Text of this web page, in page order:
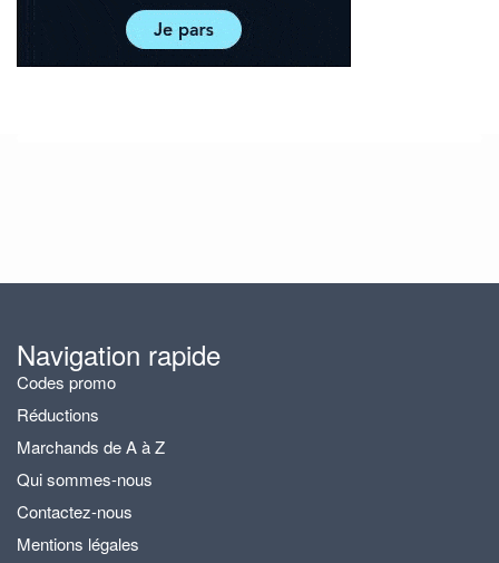
Navigation rapide
Codes promo
Réductions
Marchands de A à Z
Qui sommes-nous
Contactez-nous
Mentions légales